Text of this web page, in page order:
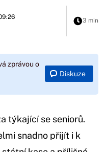
3 min
zprávou o
Diskuze
týkající se seniorů.
snadno přijít i k